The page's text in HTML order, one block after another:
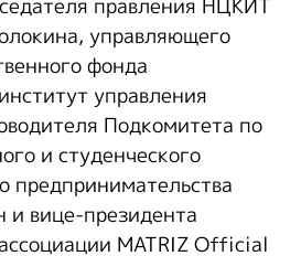
правления НЦКИТ
управляющего
фонда
управления
Подкомитета по
и студенческого
предпринимательства
вице-президента
MATRIZ Official